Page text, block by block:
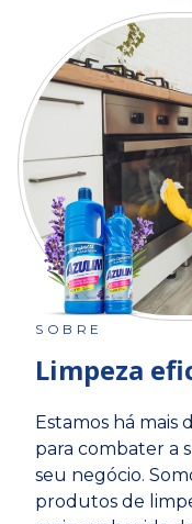
SOBRE
Limpeza
Estamos há mais
para combater a
seu negócio.
produtos de